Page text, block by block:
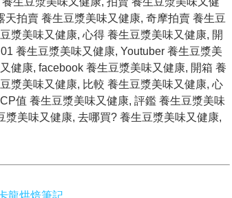
拍賣 養生豆漿美味又健康, 奇摩拍賣 養生豆
漿美味又健康, 心得 養生豆漿美味又健康, 開
養生豆漿美味又健康, Youtuber 養生豆漿美
健康, facebook 養生豆漿美味又健康, 開箱 養
漿美味又健康, 比較 養生豆漿美味又健康, 心
值 養生豆漿美味又健康, 評鑑 養生豆漿美味
美味又健康, 去哪買? 養生豆漿美味又健康,
龍烘焙筆記